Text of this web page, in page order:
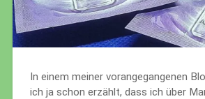
In einem meiner vorangegangenen
ich ja schon erzählt, dass ich über